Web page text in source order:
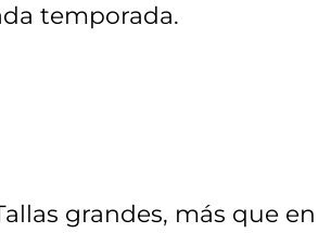
temporada.
grandes, más que en